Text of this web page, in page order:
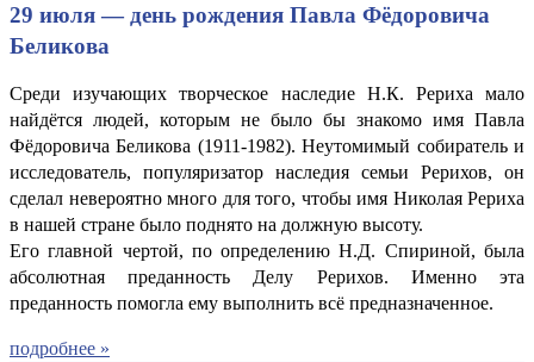
29 июля — день рождения Павла Фёдоровича
Беликова
Среди изучающих творческое наследие Н.К. Рериха мало
найдётся людей, которым не было бы знакомо имя Павла
Фёдоровича Беликова (1911-1982). Неутомимый собиратель и
исследователь, популяризатор наследия семьи Рерихов, он
сделал невероятно много для того, чтобы имя Николая Рериха
в нашей стране было поднято на должную высоту.
Его главной чертой, по определению Н.Д. Спириной, была
абсолютная преданность Делу Рерихов. Именно эта
преданность помогла ему выполнить всё предназначенное.
подробнее »